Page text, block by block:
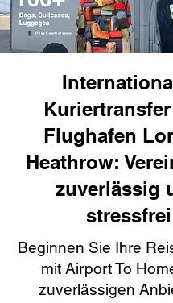
Flughafen
Heathrow:
zuverlässig
stressfrei
Beginnen Sie Ihre
mit Airport To
zuverlässigen